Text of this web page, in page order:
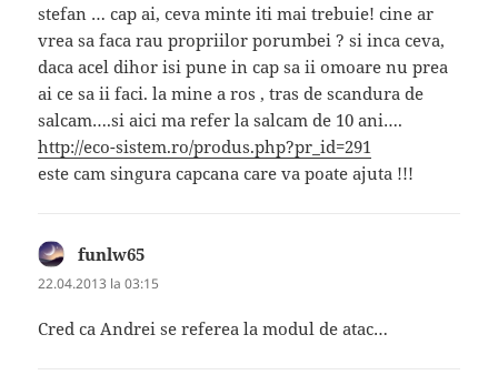
stefan … cap ai, ceva minte iti mai trebuie! cine ar
vrea sa faca rau propriilor porumbei ? si inca ceva,
daca acel dihor isi pune in cap sa ii omoare nu prea
ai ce sa ii faci. la mine a ros , tras de scandura de
salcam….si aici ma refer la salcam de 10 ani….
http://eco-sistem.ro/produs.php?pr_id=291
este cam singura capcana care va poate ajuta !!!
funlw65
22.04.2013 la 03:15
Cred ca Andrei se referea la modul de atac…